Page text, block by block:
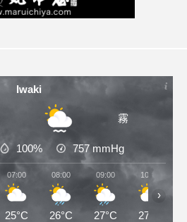
Iwaki
霧
100% 757 mmHg
07:00
25°C
08:00
26°C
09:00
27°C
10:00
27°C
›